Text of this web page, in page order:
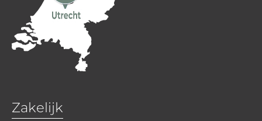
Zakelijk